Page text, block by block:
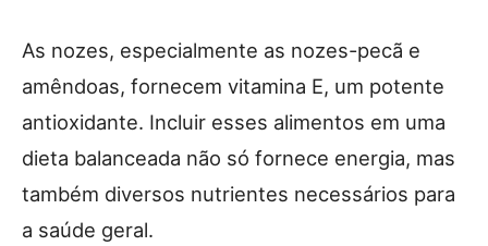
As nozes, especialmente as nozes-pecã e
amêndoas, fornecem vitamina E, um potente
antioxidante. Incluir esses alimentos em uma
dieta balanceada não só fornece energia, mas
também diversos nutrientes necessários para
a saúde geral.